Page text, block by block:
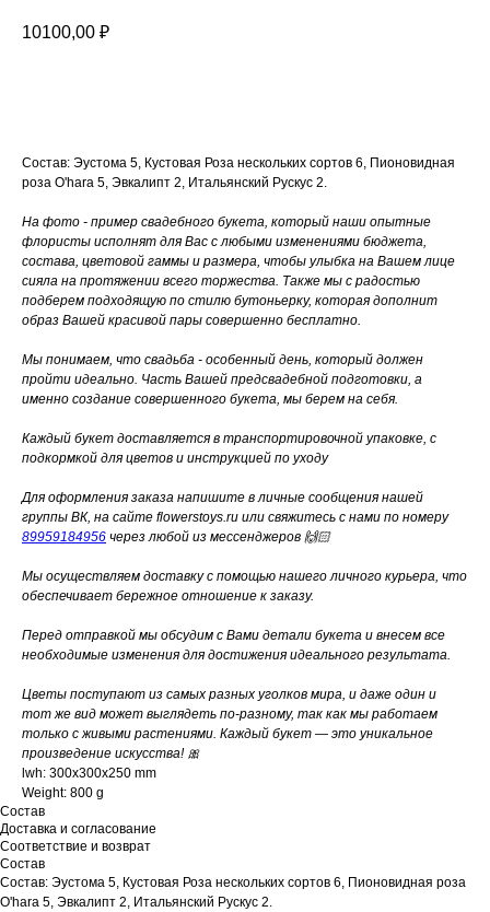
10100,00 ₽
Состав: Эустома 5, Кустовая Роза нескольких сортов 6, Пионовидная
роза O'hara 5, Эвкалипт 2, Итальянский Рускус 2.
На фото - пример свадебного букета, который наши опытные
флористы исполнят для Вас с любыми изменениями бюджета,
состава, цветовой гаммы и размера, чтобы улыбка на Вашем лице
сияла на протяжении всего торжества. Также мы с радостью
подберем подходящую по стилю бутоньерку, которая дополнит
образ Вашей красивой пары совершенно бесплатно.
Мы понимаем, что свадьба - особенный день, который должен
пройти идеально. Часть Вашей предсвадебной подготовки, а
именно создание совершенного букета, мы берем на себя.
Каждый букет доставляется в транспортировочной упаковке, с
подкормкой для цветов и инструкцией по уходу
Для оформления заказа напишите в личные сообщения нашей
группы ВК, на сайте flowerstoys.ru или свяжитесь с нами по номеру
89959184956 через любой из мессенджеров 🙌🏻
Мы осуществляем доставку с помощью нашего личного курьера, что
обеспечивает бережное отношение к заказу.
Перед отправкой мы обсудим с Вами детали букета и внесем все
необходимые изменения для достижения идеального результата.
Цветы поступают из самых разных уголков мира, и даже один и
тот же вид может выглядеть по-разному, так как мы работаем
только с живыми растениями. Каждый букет — это уникальное
произведение искусства! 🎀
lwh: 300x300x250 mm
Weight: 800 g
Состав
Доставка и согласование
Соответствие и возврат
Состав
Состав: Эустома 5, Кустовая Роза нескольких сортов 6, Пионовидная роза
O'hara 5, Эвкалипт 2, Итальянский Рускус 2.